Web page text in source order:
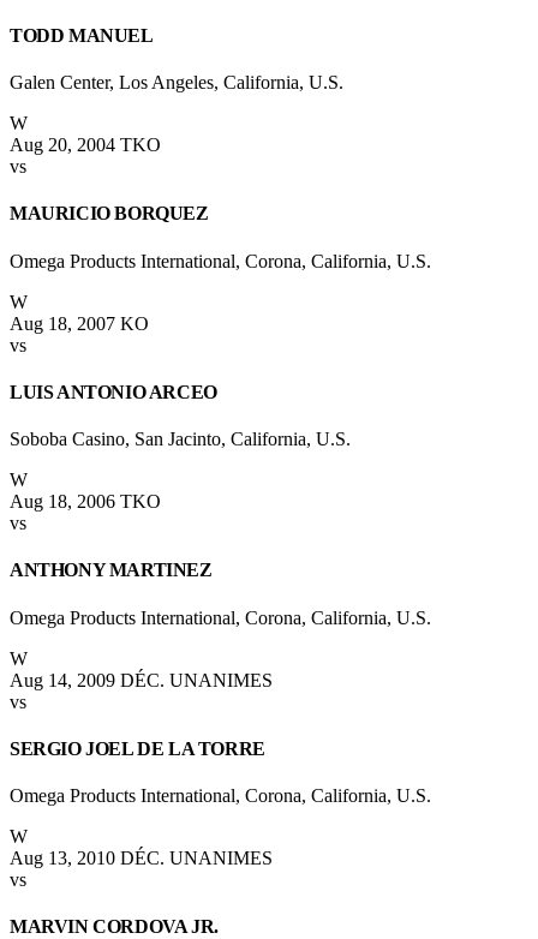
TODD MANUEL
Galen Center, Los Angeles, California, U.S.
W
Aug 20, 2004 TKO
vs
MAURICIO BORQUEZ
Omega Products International, Corona, California, U.S.
W
Aug 18, 2007 KO
vs
LUIS ANTONIO ARCEO
Soboba Casino, San Jacinto, California, U.S.
W
Aug 18, 2006 TKO
vs
ANTHONY MARTINEZ
Omega Products International, Corona, California, U.S.
W
Aug 14, 2009 DÉC. UNANIMES
vs
SERGIO JOEL DE LA TORRE
Omega Products International, Corona, California, U.S.
W
Aug 13, 2010 DÉC. UNANIMES
vs
MARVIN CORDOVA JR.